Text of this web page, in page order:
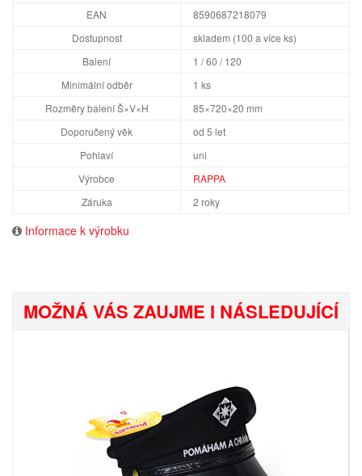
EAN
8590687218079
Dostupnost
skladem (100 a více ks)
Balení
1 / 60 / 120
Minimální odběr
1 ks
Rozměry balení Š×V×H
85×720×20 mm
Doporučený věk
od 5 let
Pohlaví
uni
Výrobce
RAPPA
Záruka
2 roky
Informace k výrobku
MOŽNÁ VÁS ZAUJME I NÁSLEDUJÍCÍ